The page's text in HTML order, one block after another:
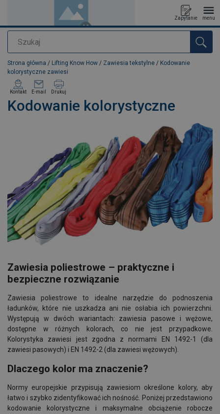
Szukaj
Zapytanie menu
Dodano do zapytania
Strona główna / Lifting Know How / Zawiesia tekstylne / Kodowanie
kolorystyczne zawiesi
Kodowanie kolorystyczne
Kontakt E-mail Drukuj
Zawiesia poliestrowe – praktyczne i
bezpieczne rozwiązanie
Zawiesia poliestrowe to idealne narzędzie do podnoszenia
ładunków, które nie uszkadza ani nie osłabia ich powierzchni.
Występują w dwóch wariantach: zawiesia pasowe i wężowe,
dostępne w różnych kolorach, co nie jest przypadkowe.
Kolorystyka zawiesi jest zgodna z normami EN 1492-1 (dla
zawiesi pasowych) i EN 1492-2 (dla zawiesi wężowych).
Dlaczego kolor ma znaczenie?
Normy europejskie przypisują zawiesiom określone kolory, aby
łatwo i szybko zidentyfikować ich nośność. Poniżej przedstawiono
kodowanie kolorystyczne i maksymalne obciążenie robocze